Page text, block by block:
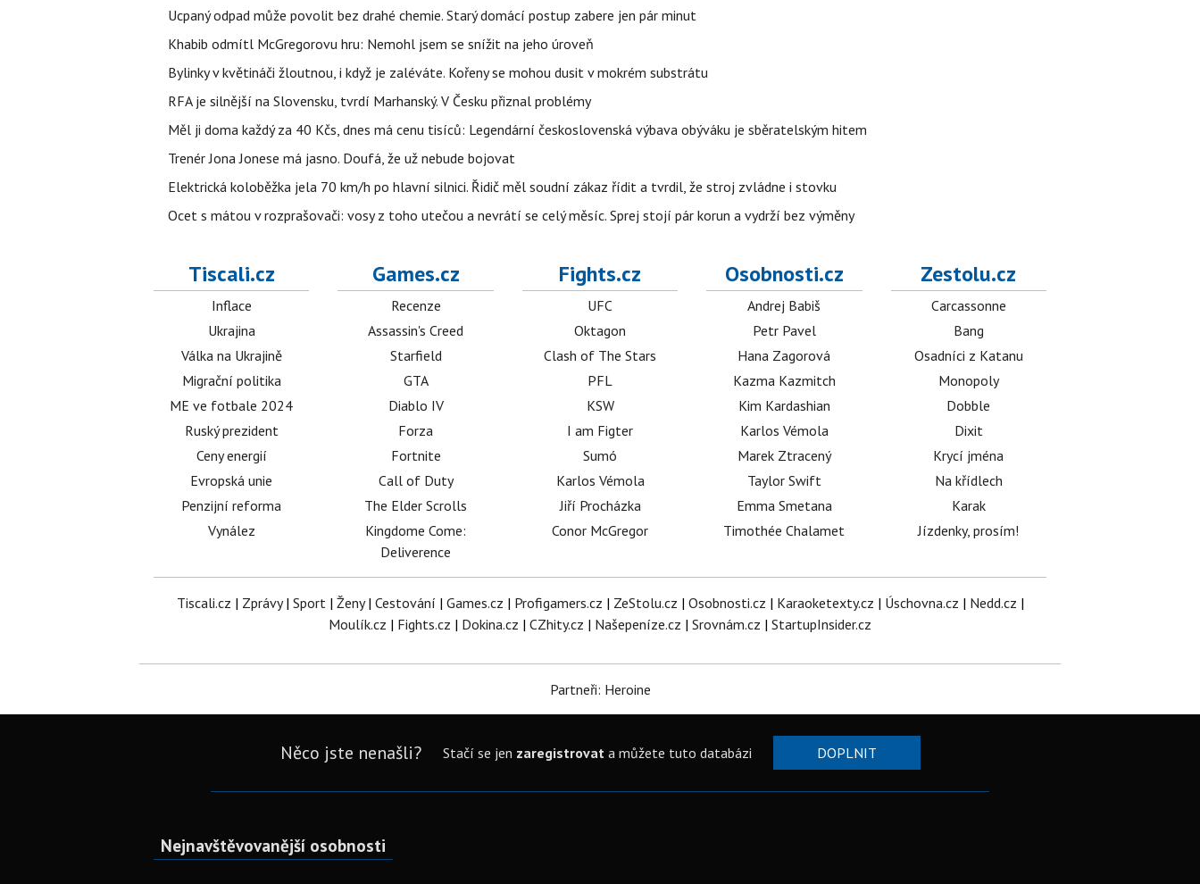
Ucpaný odpad může povolit bez drahé chemie. Starý domácí postup zabere jen pár minut
Khabib odmítl McGregorovu hru: Nemohl jsem se snížit na jeho úroveň
Bylinky v květináči žloutnou, i když je zaléváte. Kořeny se mohou dusit v mokrém substrátu
RFA je silnější na Slovensku, tvrdí Marhanský. V Česku přiznal problémy
Měl ji doma každý za 40 Kčs, dnes má cenu tisíců: Legendární československá výbava obýváku je sběratelským hitem
Trenér Jona Jonese má jasno. Doufá, že už nebude bojovat
Elektrická koloběžka jela 70 km/h po hlavní silnici. Řidič měl soudní zákaz řídit a tvrdil, že stroj zvládne i stovku
Ocet s mátou v rozprašovači: vosy z toho utečou a nevrátí se celý měsíc. Sprej stojí pár korun a vydrží bez výměny
Tiscali.cz
Inflace
Ukrajina
Válka na Ukrajině
Migrační politika
ME ve fotbale 2024
Ruský prezident
Ceny energií
Evropská unie
Penzijní reforma
Vynález
Games.cz
Recenze
Assassin's Creed
Starfield
GTA
Diablo IV
Forza
Fortnite
Call of Duty
The Elder Scrolls
Kingdome Come:
Deliverence
Fights.cz
UFC
Oktagon
Clash of The Stars
PFL
KSW
I am Figter
Sumó
Karlos Vémola
Jiří Procházka
Conor McGregor
Osobnosti.cz
Andrej Babiš
Petr Pavel
Hana Zagorová
Kazma Kazmitch
Kim Kardashian
Karlos Vémola
Marek Ztracený
Taylor Swift
Emma Smetana
Timothée Chalamet
Zestolu.cz
Carcassonne
Bang
Osadníci z Katanu
Monopoly
Dobble
Dixit
Krycí jména
Na křídlech
Karak
Jízdenky, prosím!
Tiscali.cz | Zprávy| Sport| Ženy| Cestování | Games.cz | Profigamers.cz | ZeStolu.cz | Osobnosti.cz | Karaoketexty.cz | Úschovna.cz | Nedd.cz |
Moulík.cz | Fights.cz | Dokina.cz | CZhity.cz | Našepeníze.cz | Srovnám.cz | StartupInsider.cz
Partneři: Heroine
Něco jste nenašli? Stačí se jen zaregistrovata můžete tuto databázi DOPLNIT
Nejnavštěvovanější osobnosti